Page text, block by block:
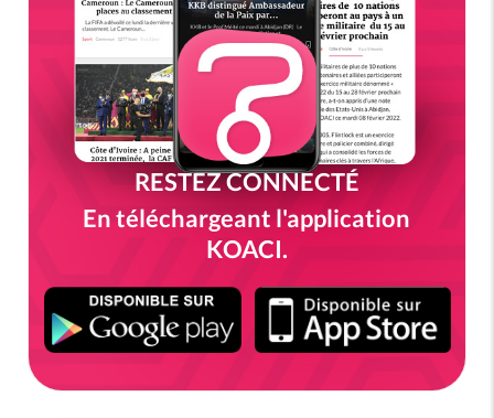
RESTEZ CONNECTÉ
En téléchargeant l'application
KOACI.